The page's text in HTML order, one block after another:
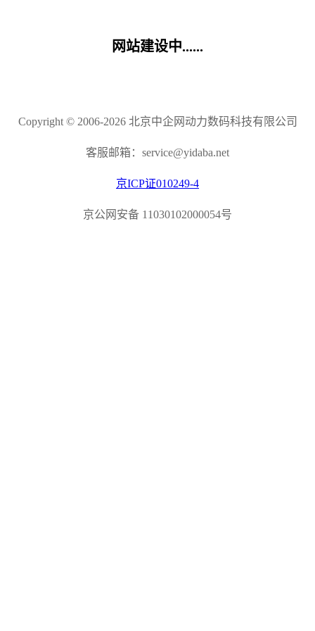
网站建设中......
Copyright © 2006-2026 北京中企网动力数码科技有限公司
客服邮箱：service@yidaba.net
京ICP证010249-4
京公网安备 11030102000054号